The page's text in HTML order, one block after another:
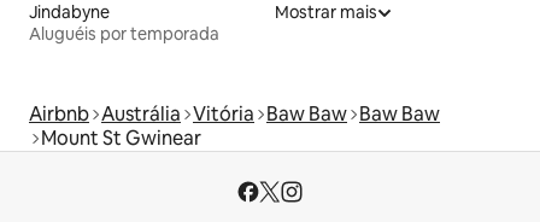
Jindabyne
Aluguéis por temporada
Mostrar mais
Airbnb Austrália Vitória Baw Baw Baw Baw
Mount St Gwinear